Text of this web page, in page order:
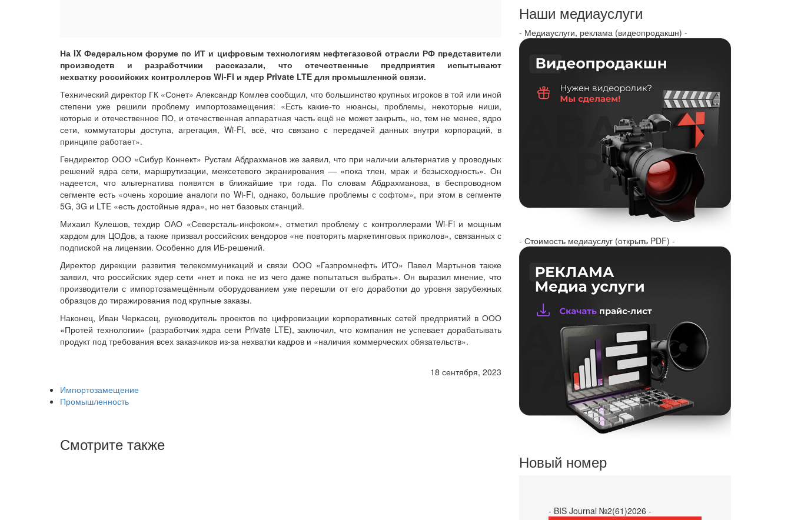
На IX Федеральном форуме по ИТ и цифровым технологиям нефтегазовой отрасли РФ представители
производств и разработчики рассказали, что отечественные предприятия испытывают
нехватку российских контроллеров Wi-Fi и ядер Private LTE для промышленной связи.
Технический директор ГК «Сонет» Александр Комлев сообщил, что большинство крупных игроков в той или иной
степени уже решили проблему импортозамещения: «Есть какие-то нюансы, проблемы, некоторые ниши,
которые и отечественное ПО, и отечественная аппаратная часть ещё не может закрыть, но, тем не менее, ядро
сети, коммутаторы доступа, агрегация, Wi-Fi, всё, что связано с передачей данных внутри корпораций, в
принципе работает».
Гендиректор ООО «Сибур Коннект» Рустам Абдрахманов же заявил, что при наличии альтернатив у проводных
решений ядра сети, маршрутизации, межсетевого экранирования — «пока тлен, мрак и безысходность». Он
надеется, что альтернатива появятся в ближайшие три года. По словам Абдрахманова, в беспроводном
сегменте есть «очень хорошие аналоги по Wi-Fi, однако, большие проблемы с софтом», при этом в сегменте
5G, 3G и LTE «есть достойные ядра», но нет базовых станций.
Михаил Кулешов, техдир ОАО «Северсталь-инфоком», отметил проблему с контроллерами Wi-Fi и мощным
хардом для ЦОДов, а также призвал российских вендоров «не повторять маркетинговых приколов», связанных с
подпиской на лицензии. Особенно для ИБ-решений.
Директор дирекции развития телекоммуникаций и связи ООО «Газпромнефть ИТО» Павел Мартынов также
заявил, что российских ядер сети «нет и пока не из чего даже попытаться выбрать». Он выразил мнение, что
производители с импортозамещённым оборудованием уже перешли от его доработки до уровня зарубежных
образцов до тиражирования под крупные заказы.
Наконец, Иван Черкасец, руководитель проектов по цифровизации корпоративных сетей предприятий в ООО
«Протей технологии» (разработчик ядра сети Private LTE), заключил, что компания не успевает дорабатывать
продукт под требования всех заказчиков из-за нехватки кадров и «наличия коммерческих обязательств».
18 сентября, 2023
Импортозамещение
Промышленность
Смотрите также
Наши медиауслуги
- Медиауслуги, реклама (видеопродакшн) -
- Стоимость медиауслуг (открыть PDF) -
Новый номер
- BIS Journal №2(61)2026 -